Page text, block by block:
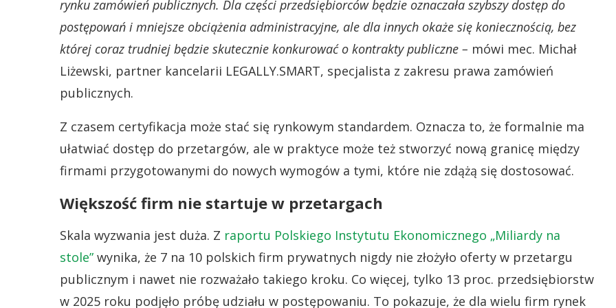
rynku zamówień publicznych. Dla części przedsiębiorców będzie oznaczała szybszy dostęp do
postępowań i mniejsze obciążenia administracyjne, ale dla innych okaże się koniecznością, bez
której coraz trudniej będzie skutecznie konkurować o kontrakty publiczne – mówi mec. Michał
Liżewski, partner kancelarii LEGALLY.SMART, specjalista z zakresu prawa zamówień
publicznych.
Z czasem certyfikacja może stać się rynkowym standardem. Oznacza to, że formalnie ma
ułatwiać dostęp do przetargów, ale w praktyce może też stworzyć nową granicę między
firmami przygotowanymi do nowych wymogów a tymi, które nie zdążą się dostosować.
Większość firm nie startuje w przetargach
Skala wyzwania jest duża. Z raportu Polskiego Instytutu Ekonomicznego „Miliardy na
stole” wynika, że 7 na 10 polskich firm prywatnych nigdy nie złożyło oferty w przetargu
publicznym i nawet nie rozważało takiego kroku. Co więcej, tylko 13 proc. przedsiębiorstw
w 2025 roku podjęło próbę udziału w postępowaniu. To pokazuje, że dla wielu firm rynek